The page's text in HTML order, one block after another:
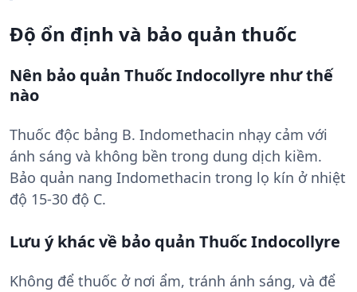
Độ ổn định và bảo quản thuốc
Nên bảo quản Thuốc Indocollyre như thế
nào
Thuốc độc bảng B. Indomethacin nhạy cảm với
ánh sáng và không bền trong dung dịch kiềm.
Bảo quản nang Indomethacin trong lọ kín ở nhiệt
độ 15-30 độ C.
Lưu ý khác về bảo quản Thuốc Indocollyre
Không để thuốc ở nơi ẩm, tránh ánh sáng, và để